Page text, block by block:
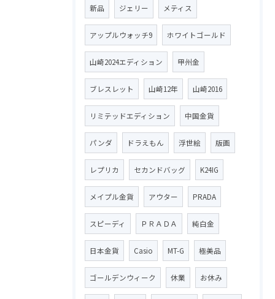
新品 ジェリー メティス
アップルウォッチ9 ホワイトゴールド
山崎2024エディション 甲州金
ブレスレット 山崎12年 山崎2016
リミテッドエディション 中国金貨
パンダ ドラえもん 浮世絵 版画
レプリカ セカンドバッグ K24IG
メイプル金貨 アウター PRADA
スピーディ ＰＲＡＤＡ 純白金
日本金貨 Casio MT-G 極美品
ゴールデンウィーク 休業 お休み